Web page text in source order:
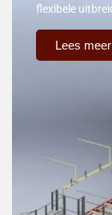
flexibele
Lees meer